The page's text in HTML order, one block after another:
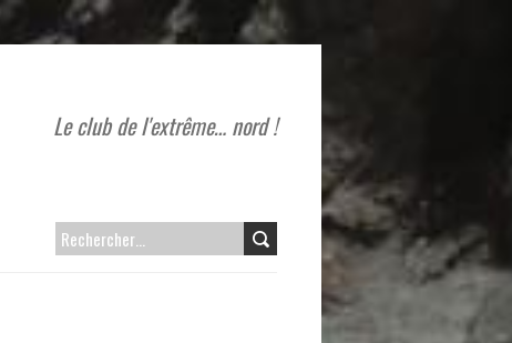
Le club de l'extrême… nord !
RECHERCHER :